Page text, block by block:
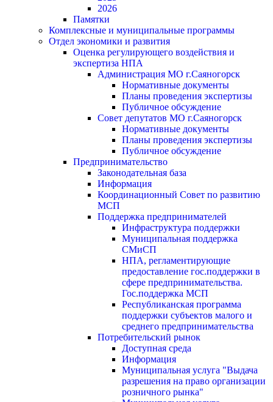
2026
Памятки
Комплексные и муниципальные программы
Отдел экономики и развития
Оценка регулирующего воздействия и
экспертиза НПА
Администрация МО г.Саяногорск
Нормативные документы
Планы проведения экспертизы
Публичное обсуждение
Совет депутатов МО г.Саяногорск
Нормативные документы
Планы проведения экспертизы
Публичное обсуждение
Предпринимательство
Законодательная база
Информация
Координационный Совет по развитию
МСП
Поддержка предпринимателей
Инфраструктура поддержки
Муниципальная поддержка
СМиСП
НПА, регламентирующие
предоставление гос.поддержки в
сфере предпринимательства.
Гос.поддержка МСП
Республиканская программа
поддержки субъектов малого и
среднего предпринимательства
Потребительский рынок
Доступная среда
Информация
Муниципальная услуга "Выдача
разрешения на право организации
розничного рынка"